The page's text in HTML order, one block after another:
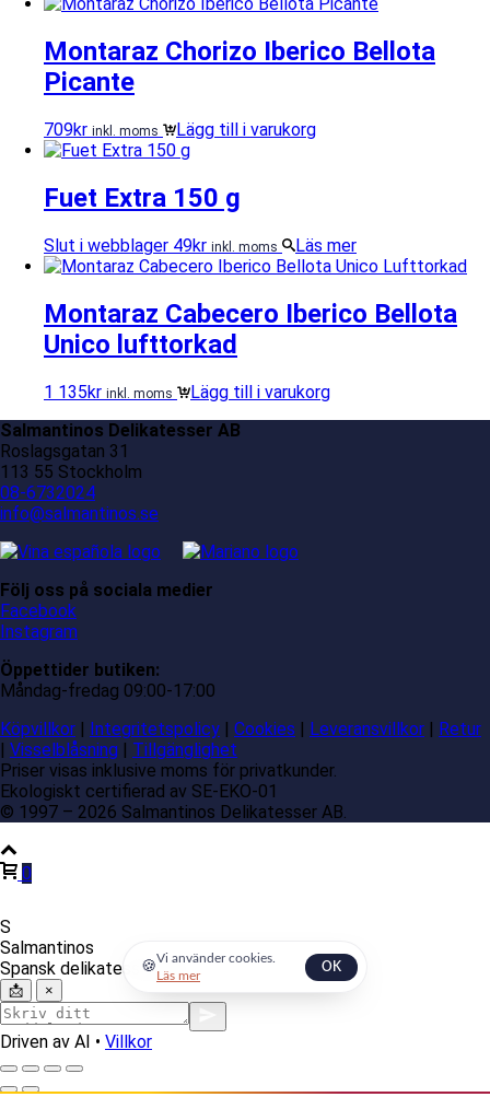
Montaraz Chorizo Iberico Bellota
Picante
709kr inkl. moms Lägg till i varukorg
Fuet Extra 150 g
Slut i webblager 49kr inkl. moms Läs mer
Montaraz Cabecero Iberico Bellota
Unico lufttorkad
1 135kr inkl. moms
Lägg till i varukorg
Salmantinos Delikatesser AB
Roslagsgatan 31
113 55 Stockholm
08-6732024
info@salmantinos.se
Följ oss på sociala medier
Facebook
Instagram
Öppettider butiken:
Måndag-fredag 09:00-17:00
Köpvillkor | Integritetspolicy | Cookies | Leveransvillkor | Retur
| Visselblåsning | Tillgänglighet
Priser visas inklusive moms för privatkunder.
Ekologiskt certifierad av SE-EKO-01
© 1997 – 2026 Salmantinos Delikatesser AB.
0
S
Salmantinos
Spansk delikatessexpert
📩 ×
Driven av AI • Villkor
🍪Vi använder cookies.
Läs mer
OK